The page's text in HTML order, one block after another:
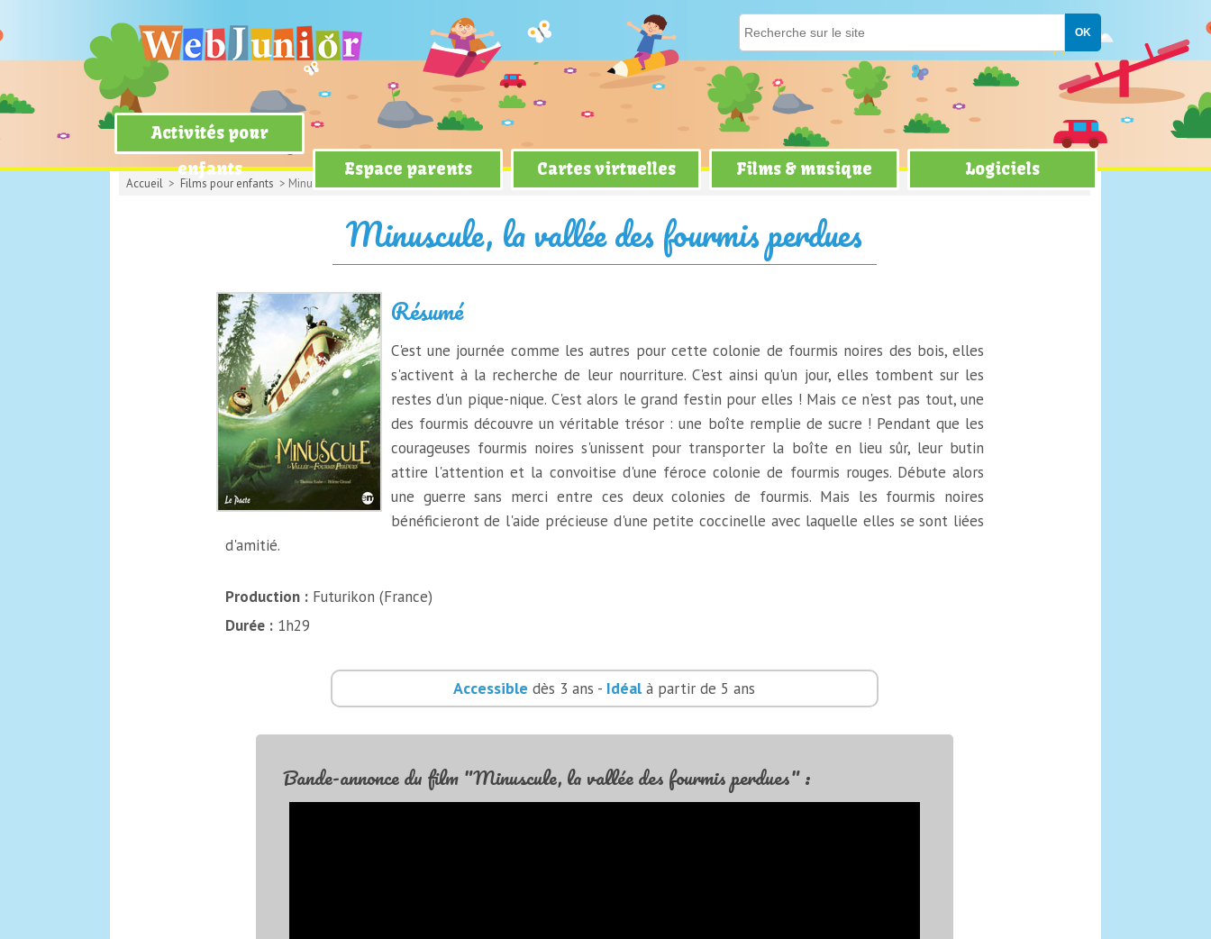
Activités pour
enfants
Espace parents Cartes virtuelles Films & musique Logiciels
Accueil > Films pour enfants > Minuscule, la vallée des fourmis perdues
Minuscule, la vallée des fourmis perdues
Résumé
C'est une journée comme les autres pour cette colonie de fourmis noires des bois, elles
s'activent à la recherche de leur nourriture. C'est ainsi qu'un jour, elles tombent sur les
restes d'un pique-nique. C'est alors le grand festin pour elles ! Mais ce n'est pas tout, une
des fourmis découvre un véritable trésor : une boîte remplie de sucre ! Pendant que les
courageuses fourmis noires s'unissent pour transporter la boîte en lieu sûr, leur butin
attire l'attention et la convoitise d'une féroce colonie de fourmis rouges. Débute alors
une guerre sans merci entre ces deux colonies de fourmis. Mais les fourmis noires
bénéficieront de l'aide précieuse d'une petite coccinelle avec laquelle elles se sont liées
d'amitié.
Production :Futurikon (France)
Durée :1h29
Accessible dès 3 ans - Idéalà partir de 5 ans
Bande-annonce du film "Minuscule, la vallée des fourmis perdues" :